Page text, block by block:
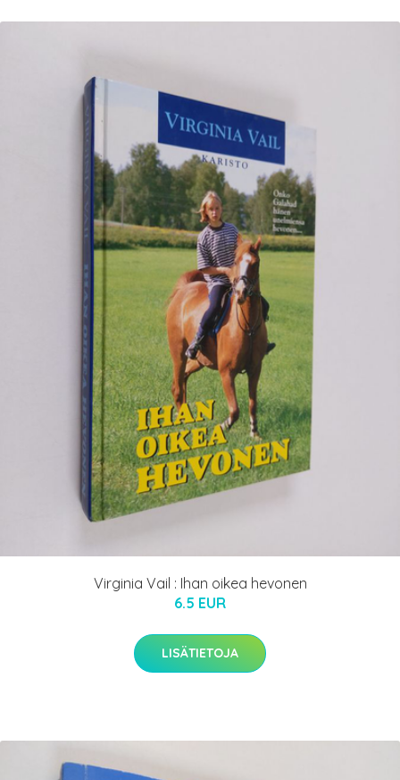
Virginia Vail : Ihan oikea hevonen
6.5 EUR
LISÄTIETOJA